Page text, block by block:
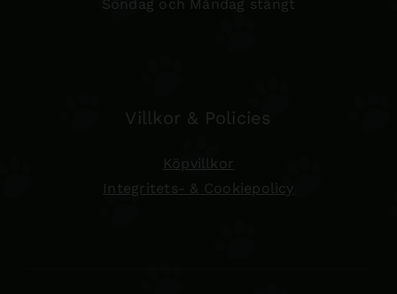
Söndag och Måndag stängt
Villkor & Policies
Köpvillkor
Integritets- & Cookiepolicy